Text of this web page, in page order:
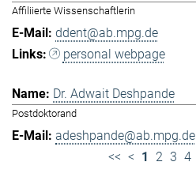
Affiliierte Wissenschaftlerin
ddent@ab.mpg.de
personal webpage
Dr. Adwait Deshpande
Postdoktorand
adeshpande@ab.mpg.de
<< < 1 2 3 4